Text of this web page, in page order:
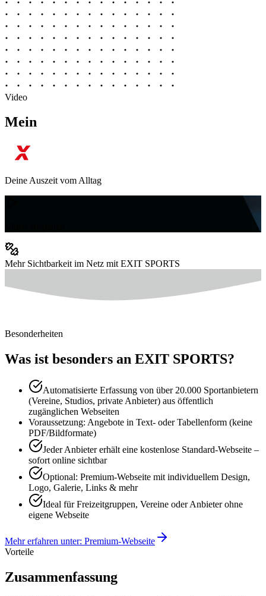
Video
Mein
Deine Auszeit vom Alltag
Mehr Sichtbarkeit im Netz mit EXIT SPORTS
Besonderheiten
Was ist besonders an EXIT SPORTS?
Automatisierte Erfassung von über 20.000 Sportanbietern
(Vereine, Studios, private Anbieter) aus öffentlich
zugänglichen Webseiten
Voraussetzung: Angebote in Text- oder Tabellenform (keine
PDF/Bildformate)
Jeder Anbieter erhält eine kostenlose Standard-Webseite –
sofort online sichtbar
Optional: Premium-Webseite mit individuellem Design,
Logo, Galerie, Links & mehr
Ideal für Freizeitgruppen, Vereine oder Anbieter ohne
eigene Webseite
Mehr erfahren unter: Premium-Webseite
Vorteile
Zusammenfassung